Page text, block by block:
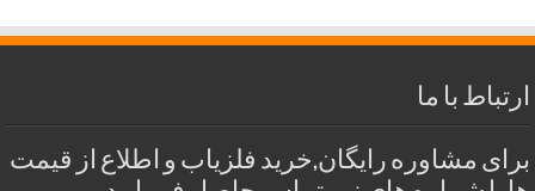
ارتباط با ما
برای مشاوره رایگان,خرید فلزیاب و اطلاع از قیمت